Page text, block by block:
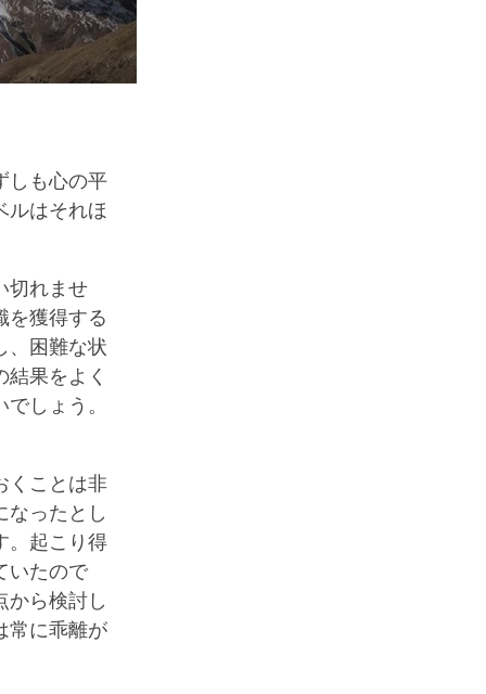
しも心の平
ルはそれほ
切れませ
を獲得する
、困難な状
果をよく
しょう。
くことは非
なったとし
。起こり得
いたので
から検討し
常に乖離が